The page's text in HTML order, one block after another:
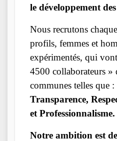
le développement
Nous recrutons
profils, femmes et
expérimentés, qui
4500 collaborateurs »
communes telles que :
Transparence,
et Professionnalisme.
Notre ambition est